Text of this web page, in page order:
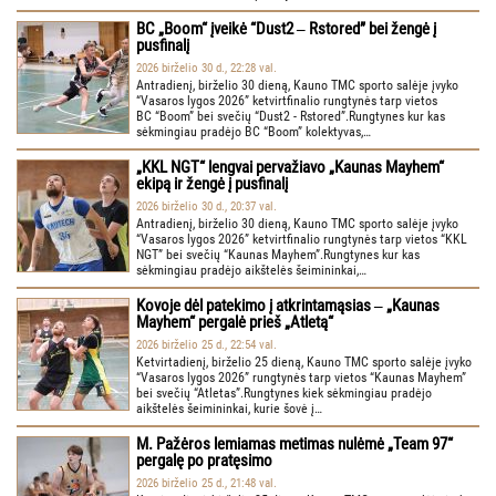
BC „Boom“ įveikė “Dust2 ‒ Rstored” bei žengė į
pusfinalį
2026 birželio 30 d., 22:28 val.
Antradienį, birželio 30 dieną, Kauno TMC sporto salėje įvyko
“Vasaros lygos 2026” ketvirtfinalio rungtynės tarp vietos
BC “Boom” bei svečių “Dust2 - Rstored”.Rungtynes kur kas
sėkmingiau pradėjo BC “Boom” kolektyvas,…
„KKL NGT“ lengvai pervažiavo „Kaunas Mayhem“
ekipą ir žengė į pusfinalį
2026 birželio 30 d., 20:37 val.
Antradienį, birželio 30 dieną, Kauno TMC sporto salėje įvyko
“Vasaros lygos 2026” ketvirtfinalio rungtynės tarp vietos “KKL
NGT” bei svečių “Kaunas Mayhem”.Rungtynes kur kas
sėkmingiau pradėjo aikštelės šeimininkai,…
Kovoje dėl patekimo į atkrintamąsias ‒ „Kaunas
Mayhem“ pergalė prieš „Atletą“
2026 birželio 25 d., 22:54 val.
Ketvirtadienį, birželio 25 dieną, Kauno TMC sporto salėje įvyko
“Vasaros lygos 2026” rungtynės tarp vietos “Kaunas Mayhem”
bei svečių “Atletas”.Rungtynes kiek sėkmingiau pradėjo
aikštelės šeimininkai, kurie šovė į…
M. Pažėros lemiamas metimas nulėmė „Team 97“
pergalę po pratęsimo
2026 birželio 25 d., 21:48 val.